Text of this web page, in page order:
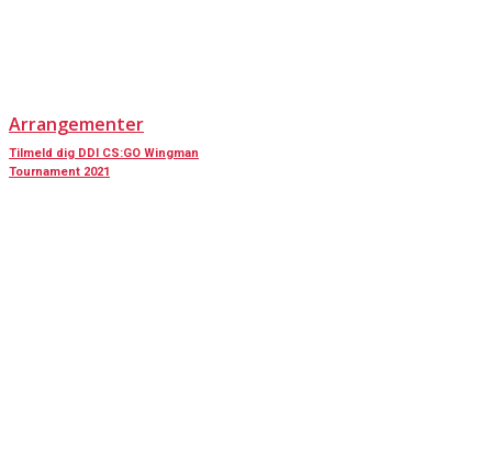
Arrangementer
Tilmeld dig DDI CS:GO Wingman
Tournament 2021